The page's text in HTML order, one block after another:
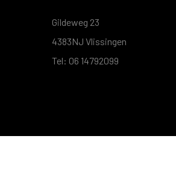
Gildeweg 23
4383NJ Vlissingen
Tel: 06 14792099